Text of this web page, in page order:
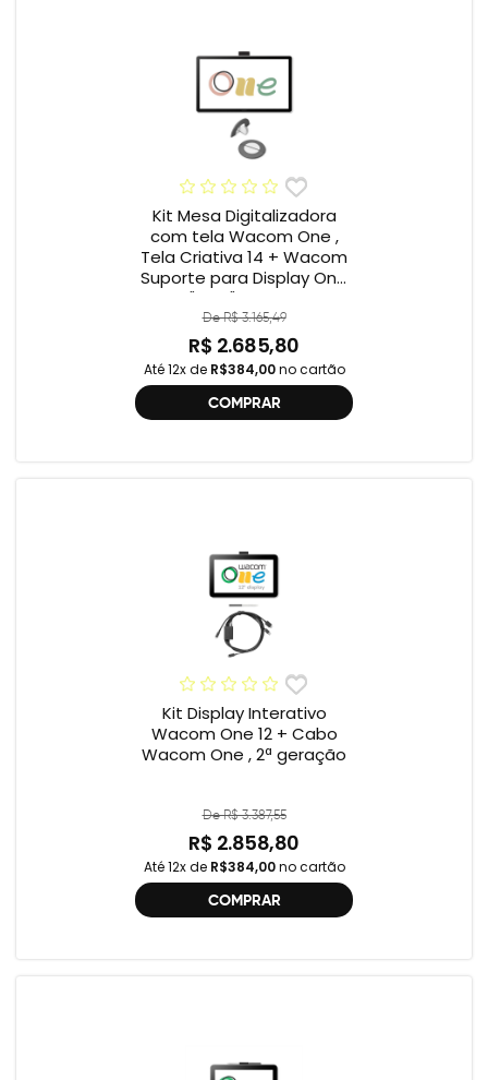
Kit Mesa Digitalizadora
com tela Wacom One ,
Tela Criativa 14 + Wacom
Suporte para Display One
12" e 13" ACK649Z
De R$ 3.165,49
R$ 2.685,80
Até 12x de R$384,00no cartão
COMPRAR
Kit Display Interativo
Wacom One 12 + Cabo
Wacom One , 2ª geração
De R$ 3.387,55
R$ 2.858,80
Até 12x de R$384,00no cartão
COMPRAR